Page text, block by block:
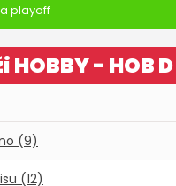
playoff
HOBBY - HOB D
(9)
(12)